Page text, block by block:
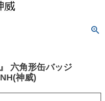
六角形缶バッジ
神威)